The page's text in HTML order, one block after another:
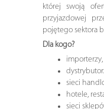
której swoją
przyjazdowej
pojętego sektora
Dla kogo?
sieci
hotele,
sieci